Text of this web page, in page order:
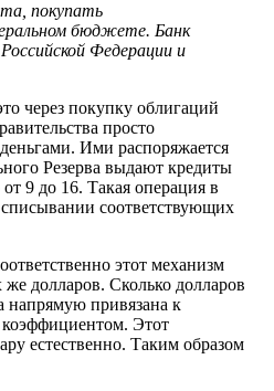
покупать
бюджете. Банк
Федерации и
через покупку облигаций
просто
Ими распоряжается
Резерва выдают кредиты
9 до 16. Такая операция в
соответствующих
этот механизм
же долларов. Сколько долларов
напрямую привязана к
Этот
естественно. Таким образом